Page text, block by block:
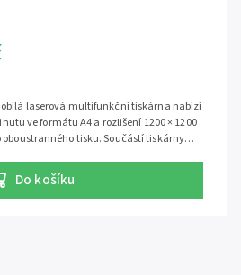
Do košíku
laserová multifunkční tiskárna nabízí
ve formátu A4 a rozlišení 1200 × 1200
tisku. Součástí tiskárny
LAN portu. Ovládání je velmi
tisk z médií je připraven jeden USB